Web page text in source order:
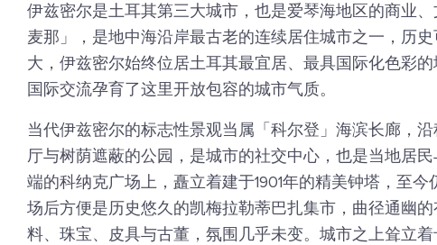
伊兹密尔是土耳其第三大城市，也是爱琴海地区的商业
麦那」，是地中海沿岸最古老的连续居住城市之一，历
大，伊兹密尔始终位居土耳其最宜居、最具国际化色彩
国际交流孕育了这里开放包容的城市气质。
当代伊兹密尔的标志性景观当属「科尔登」海滨长廊，
厅与树荫遮蔽的公园，是城市的社交中心，也是当地居
端的科纳克广场上，矗立着建于1901年的精美钟塔，至
场后方便是历史悠久的凯梅拉勒蒂巴扎集市，曲径通幽
料、珠宝、皮具与古董，氛围几乎未变。城市之上耸立